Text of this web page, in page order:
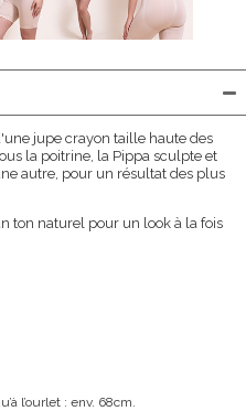
jupe crayon taille haute des
la poitrine, la Pippa sculpte et
autre, pour un résultat des plus
ton naturel pour un look à la fois
l’ourlet : env. 68cm.